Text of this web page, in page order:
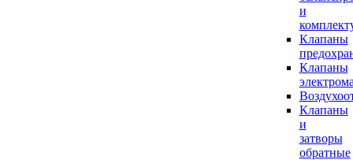
и
Клапаны
Клапаны
Клапаны
и
затворы
обратные